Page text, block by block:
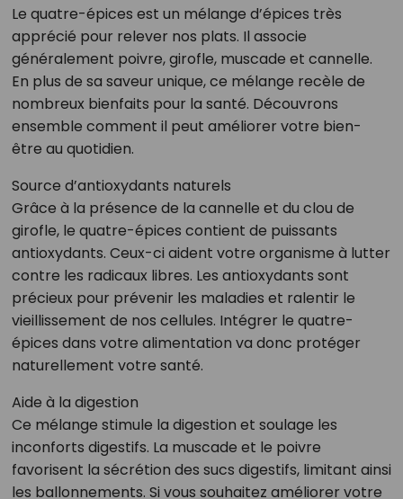
Le quatre-épices est un mélange d’épices très
apprécié pour relever nos plats. Il associe
généralement poivre, girofle, muscade et cannelle.
En plus de sa saveur unique, ce mélange recèle de
nombreux bienfaits pour la santé. Découvrons
ensemble comment il peut améliorer votre bien-
être au quotidien.
Source d’antioxydants naturels
Grâce à la présence de la cannelle et du clou de
girofle, le quatre-épices contient de puissants
antioxydants. Ceux-ci aident votre organisme à lutter
contre les radicaux libres. Les antioxydants sont
précieux pour prévenir les maladies et ralentir le
vieillissement de nos cellules. Intégrer le quatre-
épices dans votre alimentation va donc protéger
naturellement votre santé.
Aide à la digestion
Ce mélange stimule la digestion et soulage les
inconforts digestifs. La muscade et le poivre
favorisent la sécrétion des sucs digestifs, limitant ainsi
les ballonnements. Si vous souhaitez améliorer votre